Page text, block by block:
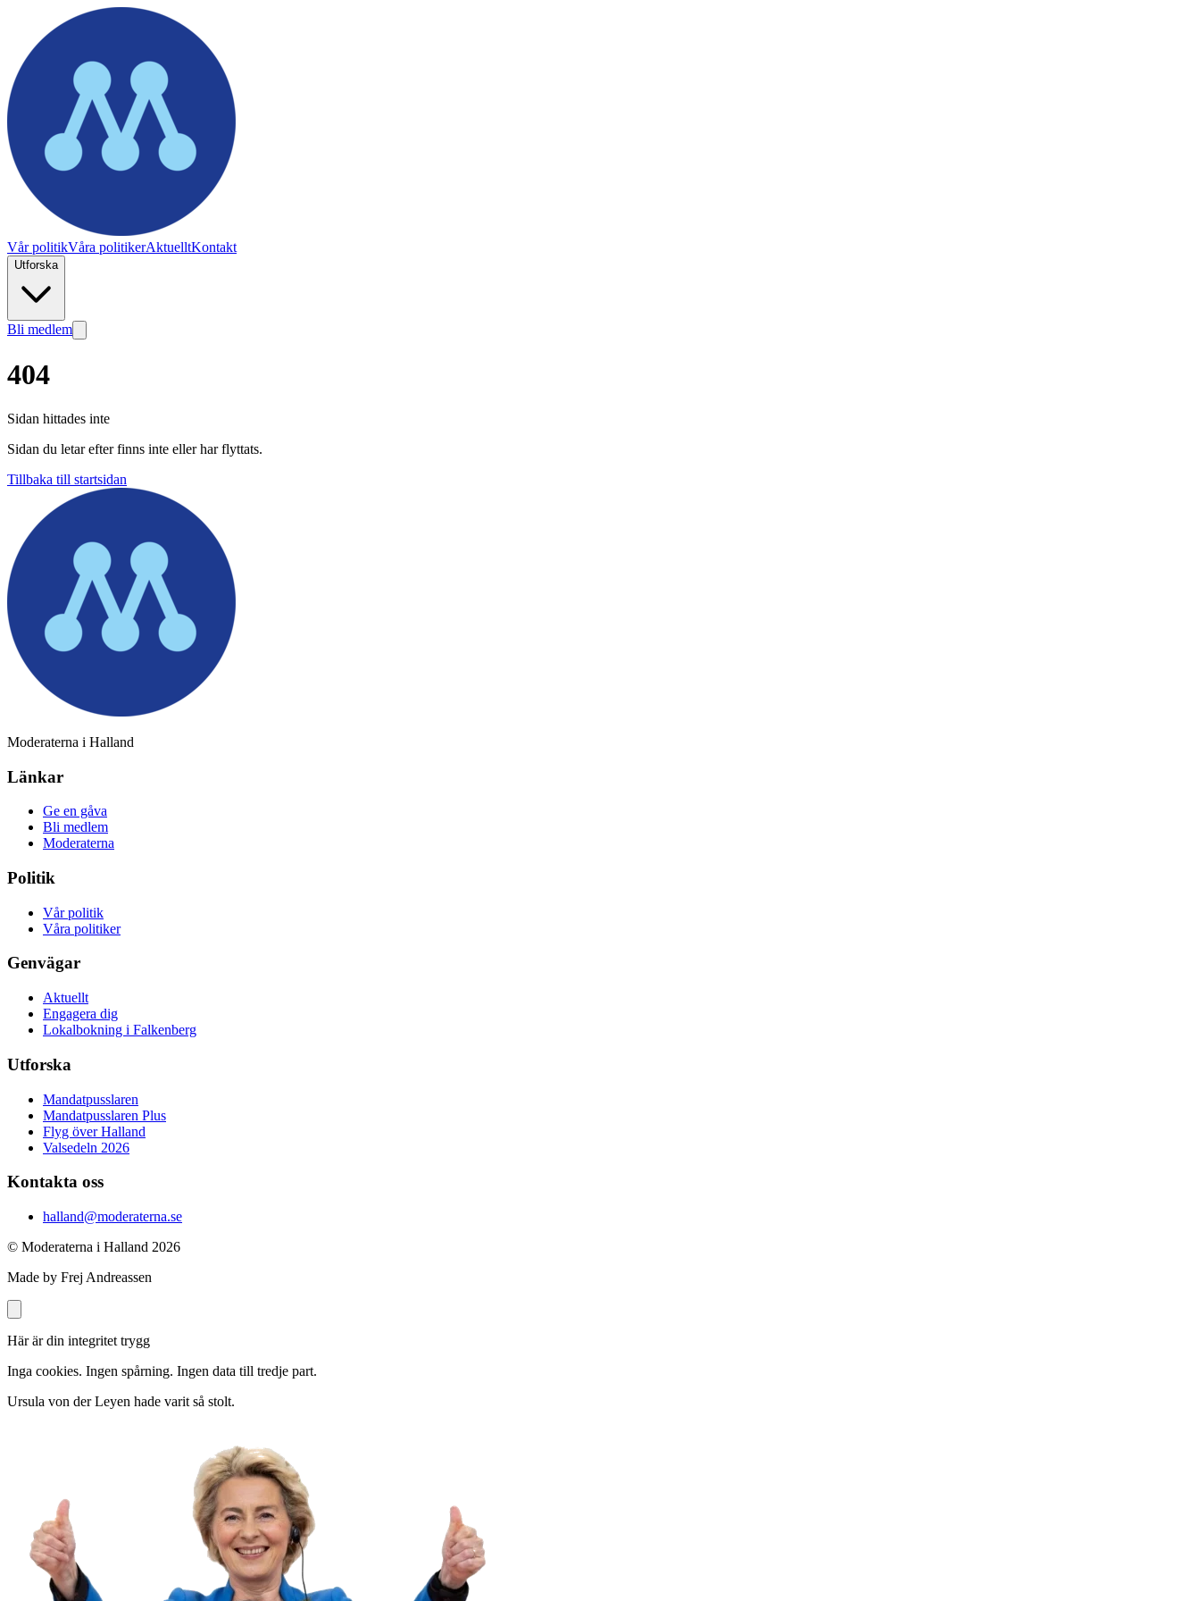
Vår politikVåra politikerAktuelltKontakt
Utforska
Bli medlem
404
Sidan hittades inte
Sidan du letar efter finns inte eller har flyttats.
Tillbaka till startsidan
Moderaterna i Halland
Länkar
Ge en gåva
Bli medlem
Moderaterna
Politik
Vår politik
Våra politiker
Genvägar
Aktuellt
Engagera dig
Lokalbokning i Falkenberg
Utforska
Mandatpusslaren
Mandatpusslaren Plus
Flyg över Halland
Valsedeln 2026
Kontakta oss
halland@moderaterna.se
© Moderaterna i Halland 2026
Made by Frej Andreassen
Här är din integritet trygg
Inga cookies. Ingen spårning. Ingen data till tredje part.
Ursula von der Leyen hade varit så stolt.